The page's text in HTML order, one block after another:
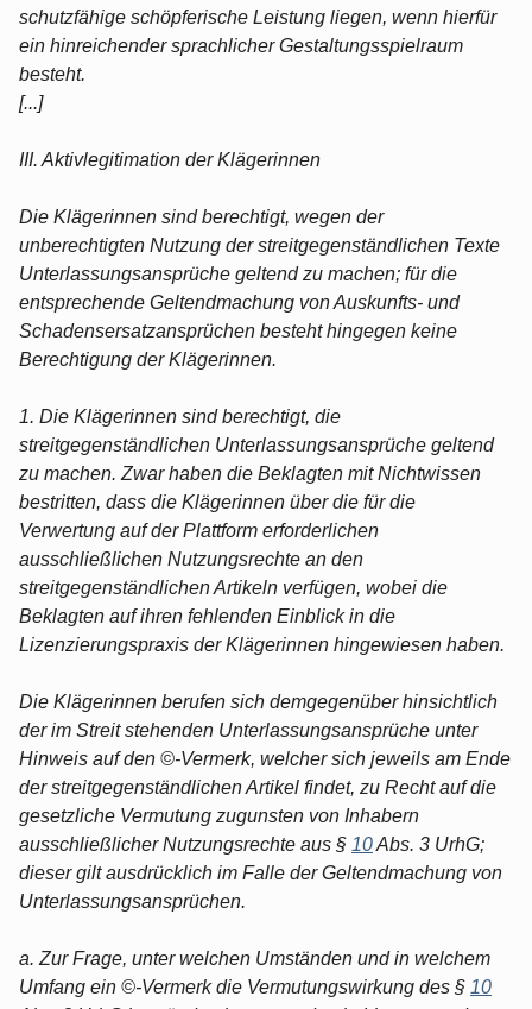
schutzfähige schöpferische Leistung liegen, wenn hierfür
ein hinreichender sprachlicher Gestaltungsspielraum
besteht.
[...]
III. Aktivlegitimation der Klägerinnen
Die Klägerinnen sind berechtigt, wegen der
unberechtigten Nutzung der streitgegenständlichen Texte
Unterlassungsansprüche geltend zu machen; für die
entsprechende Geltendmachung von Auskunfts- und
Schadensersatzansprüchen besteht hingegen keine
Berechtigung der Klägerinnen.
1. Die Klägerinnen sind berechtigt, die
streitgegenständlichen Unterlassungsansprüche geltend
zu machen. Zwar haben die Beklagten mit Nichtwissen
bestritten, dass die Klägerinnen über die für die
Verwertung auf der Plattform erforderlichen
ausschließlichen Nutzungsrechte an den
streitgegenständlichen Artikeln verfügen, wobei die
Beklagten auf ihren fehlenden Einblick in die
Lizenzierungspraxis der Klägerinnen hingewiesen haben.
Die Klägerinnen berufen sich demgegenüber hinsichtlich
der im Streit stehenden Unterlassungsansprüche unter
Hinweis auf den ©-Vermerk, welcher sich jeweils am Ende
der streitgegenständlichen Artikel findet, zu Recht auf die
gesetzliche Vermutung zugunsten von Inhabern
ausschließlicher Nutzungsrechte aus § 10Abs. 3 UrhG;
dieser gilt ausdrücklich im Falle der Geltendmachung von
Unterlassungsansprüchen.
a. Zur Frage, unter welchen Umständen und in welchem
Umfang ein ©-Vermerk die Vermutungswirkung des § 10